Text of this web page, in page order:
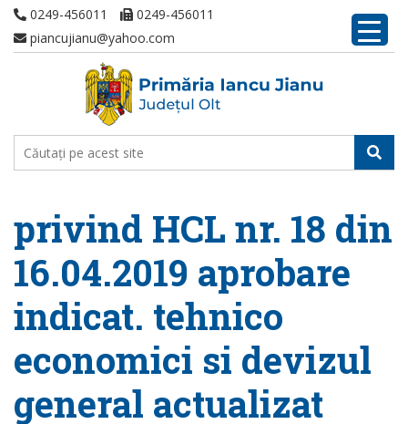
0249-456011
0249-456011
piancujianu@yahoo.com
privind HCL nr. 18 din
16.04.2019 aprobare
indicat. tehnico
economici si devizul
general actualizat